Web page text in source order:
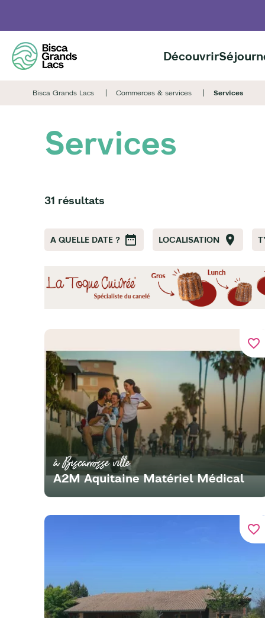
contenu
principal
Découvrir
Bisca Grands Lacs Commerces & services Services
Services
31 résultats
A QUELLE DATE ? LOCALISATION
favorite_border
à Biscarrosse ville
A2M Aquitaine Matériel Médical
favorite_border